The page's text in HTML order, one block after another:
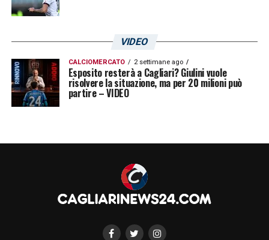
VIDEO
CALCIOMERCATO 2 settimane ago
Esposito resterà a Cagliari? Giulini vuole
risolvere la situazione, ma per 20 milioni può
partire – VIDEO